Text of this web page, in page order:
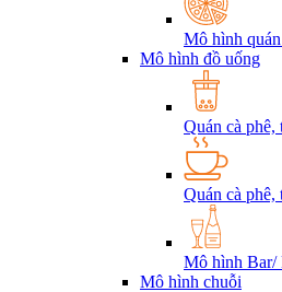
Mô hình
Mô hình đồ uống
Quán cà phê,
Quán cà phê,
Mô hình Bar/
Mô hình chuỗi